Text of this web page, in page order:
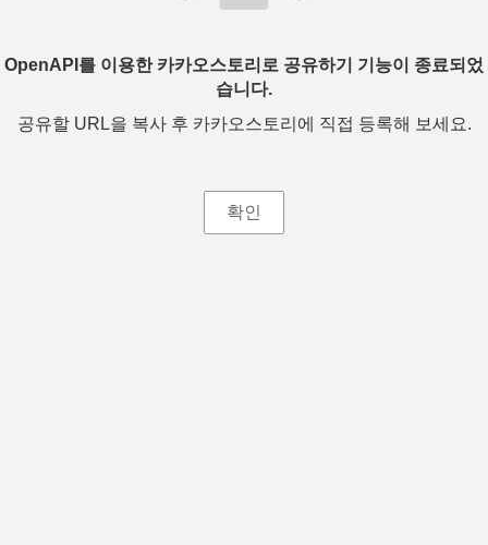
OpenAPI를 이용한 카카오스토리로 공유하기 기능이 종료되었
습니다.
공유할 URL을 복사 후 카카오스토리에 직접 등록해 보세요.
확인